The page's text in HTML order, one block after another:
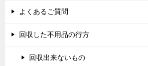
よくあるご質問
回収した不用品の行方
回収出来ないもの